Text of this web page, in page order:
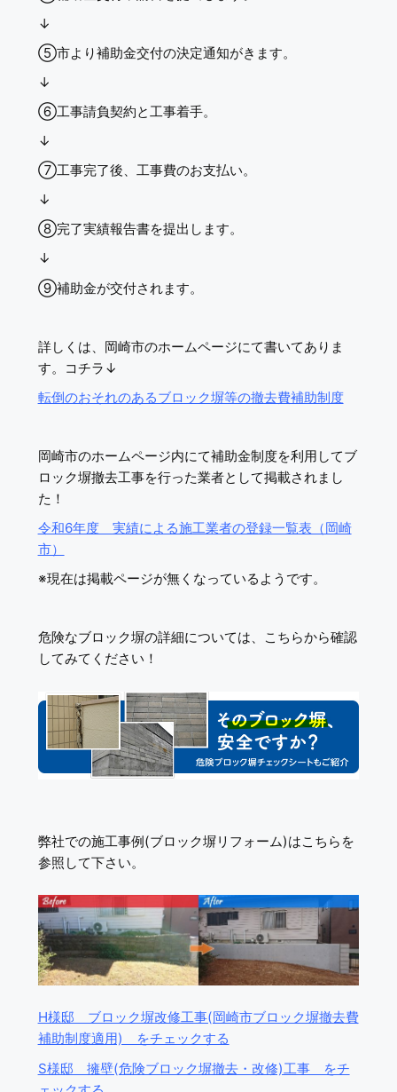
↓
⑤市より補助金交付の決定通知がきます。
↓
⑥工事請負契約と工事着手。
↓
⑦工事完了後、工事費のお支払い。
↓
⑧完了実績報告書を提出します。
↓
⑨補助金が交付されます。
詳しくは、岡崎市のホームページにて書いてありま
す。コチラ↓
転倒のおそれのあるブロック塀等の撤去費補助制度
岡崎市のホームページ内にて補助金制度を利用してブ
ロック塀撤去工事を行った業者として掲載されまし
た！
令和6年度 実績による施工業者の登録一覧表（岡崎
市）
※現在は掲載ページが無くなっているようです。
危険なブロック塀の詳細については、こちらから確認
してみてください！
弊社での施工事例(ブロック塀リフォーム)はこちらを
参照して下さい。
H様邸 ブロック塀改修工事(岡崎市ブロック塀撤去費
補助制度適用) をチェックする
S様邸 擁壁(危険ブロック塀撤去・改修)工事 をチ